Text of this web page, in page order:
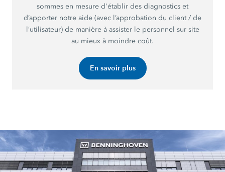
sommes en mesure d'établir des diagnostics et
d’apporter notre aide (avec l’approbation du client / de
l’utilisateur) de manière à assister le personnel sur site
au mieux à moindre coût.
En savoir plus